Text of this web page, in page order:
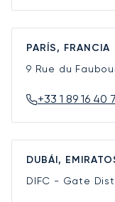
PARÍS, FRANCIA
9 Rue du
+33 1 89 16 40
DUBÁI,
DIFC - Gate